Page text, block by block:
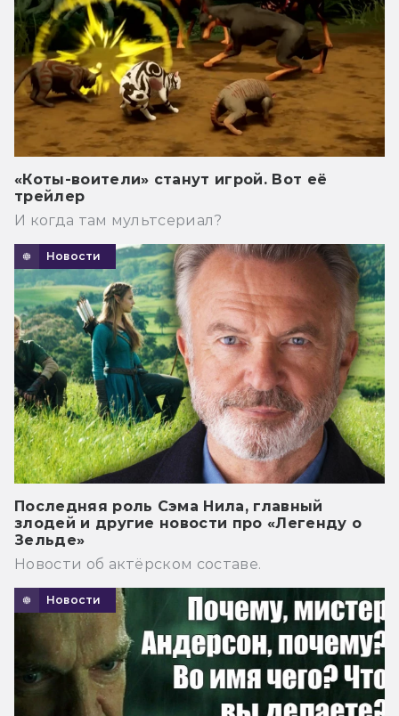
«Коты-воители» станут игрой. Вот её
трейлер
И когда там мультсериал?
Новости
Последняя роль Сэма Нила, главный
злодей и другие новости про «Легенду о
Зельде»
Новости об актёрском составе.
Новости